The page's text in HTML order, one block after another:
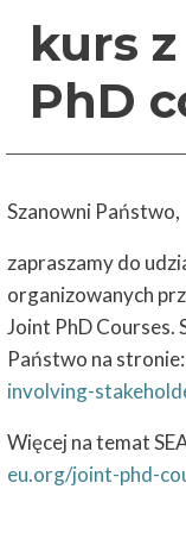
kurs
PhD
Szanowni Państwo,
zapraszamy do
organizowanych
Joint PhD Courses.
Państwo na stronie:
involving-
Więcej na temat
eu.org/joint-phd-